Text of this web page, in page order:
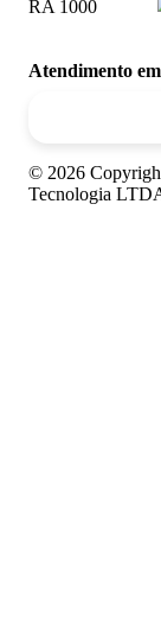
Atendimento
© 2026
Tecnologia